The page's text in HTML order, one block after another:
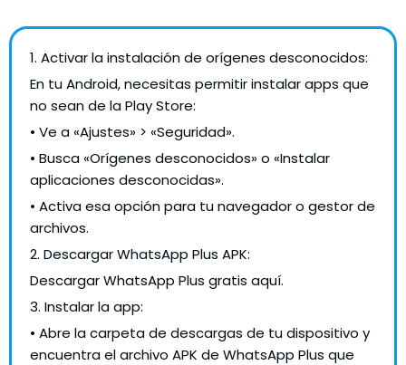
1. Activar la instalación de orígenes desconocidos:
En tu Android, necesitas permitir instalar apps que
no sean de la Play Store:
• Ve a «Ajustes» > «Seguridad».
• Busca «Orígenes desconocidos» o «Instalar
aplicaciones desconocidas».
• Activa esa opción para tu navegador o gestor de
archivos.
2. Descargar WhatsApp Plus APK:
Descargar WhatsApp Plus gratis aquí.
3. Instalar la app:
• Abre la carpeta de descargas de tu dispositivo y
encuentra el archivo APK de WhatsApp Plus que